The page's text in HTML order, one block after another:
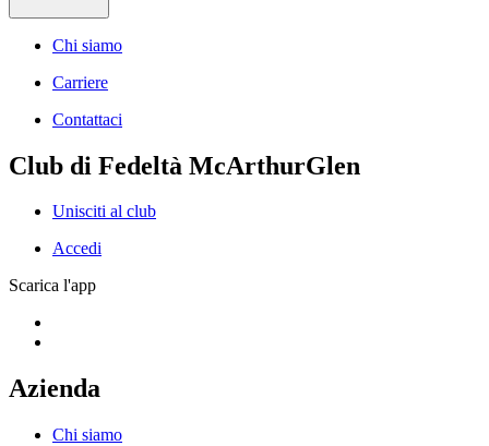
Chi siamo
Carriere
Contattaci
Club di Fedeltà McArthurGlen
Unisciti al club
Accedi
Scarica l'app
Azienda
Chi siamo